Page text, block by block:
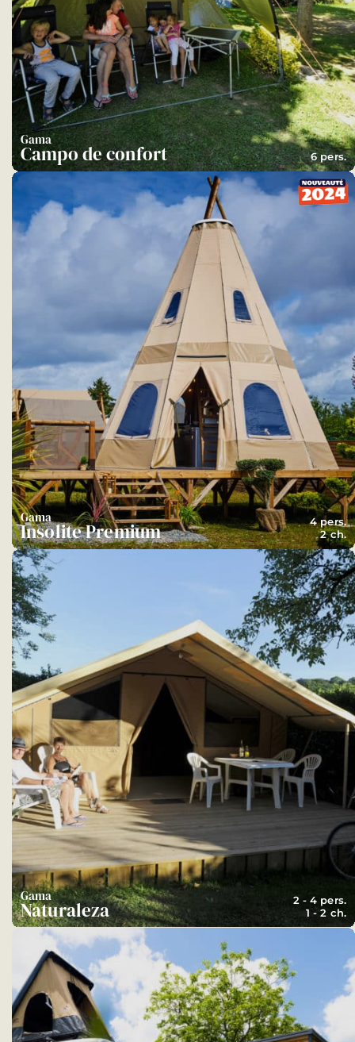
Gama
Campo de confort 6 pers.
Gama
Insolite Premium
4 pers.
2 ch.
Gama
Naturaleza
2 - 4 pers.
1 - 2 ch.